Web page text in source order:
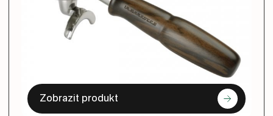
Zobrazit produkt